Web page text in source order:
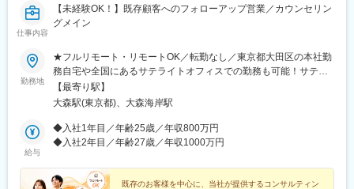
仕事内容
【未経験OK！】既存顧客へのフォローアップ営業／カウンセリン
グメイン
勤務地
★フルリモート・リモートOK／転勤なし／東京都大田区の本社勤
務自宅や全国にあるサテライトオフィスでの勤務も可能！サテラ
イトオフィスは駅から徒歩5分ほどの立地で好アクセス！好きな場
所を選んで、自由にテレワークもできます。居住はどこでもOK！
【最寄り駅】
大森駅(東京都)、大森海岸駅
給与
◆入社1年目／年齢25歳／年収800万円
◆入社2年目／年齢27歳／年収1000万円
既存のお客様を中心に、当社が提供するコンサルティン